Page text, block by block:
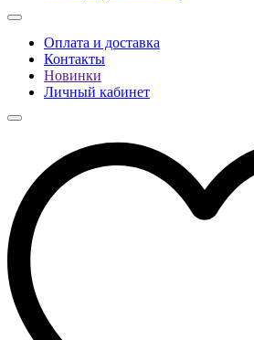
Оплата и доставка
Контакты
Новинки
Личный кабинет